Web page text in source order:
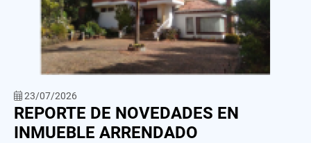
23/07/2026
REPORTE DE NOVEDADES EN
INMUEBLE ARRENDADO